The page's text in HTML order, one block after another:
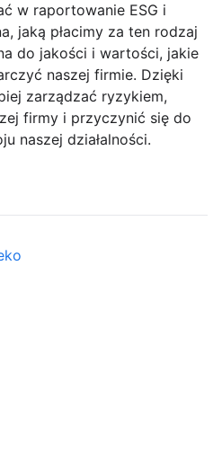
w raportowanie ESG i
jaką płacimy za ten rodzaj
do jakości i wartości, jakie
naszej firmie. Dzięki
zarządzać ryzykiem,
firmy i przyczynić się do
naszej działalności.